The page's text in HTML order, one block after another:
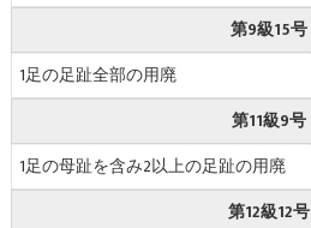
第9級15号
1足の足趾全部の用廃
第11級9号
1足の母趾を含み2以上の足趾の用廃
第12級12号